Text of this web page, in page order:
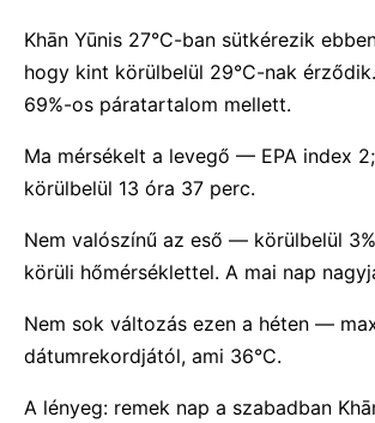
Khān Yūnis 27°C-ban sütkérezik
hogy kint körülbelül 29°C-nak
69%-os páratartalom mellett.
Ma mérsékelt a levegő — EPA index
körülbelül 13 óra 37 perc.
Nem valószínű az eső — körülbelül
körüli hőmérséklettel. A mai nap
Nem sok változás ezen a héten —
dátumrekordjától, ami 36°C.
A lényeg: remek nap a szabadban